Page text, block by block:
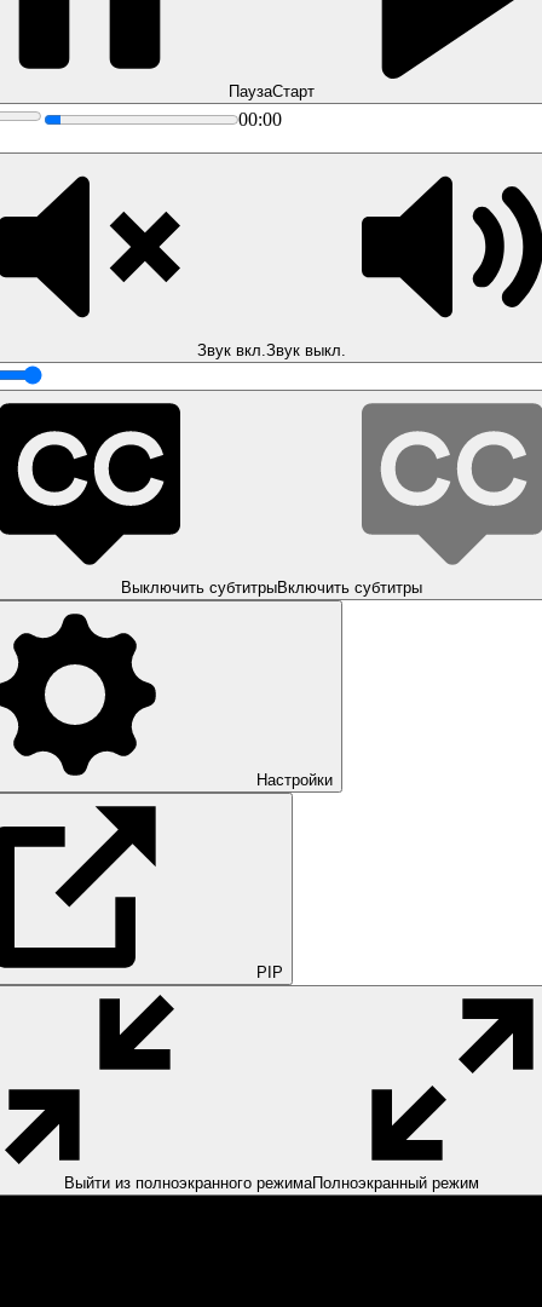
ПаузаСтарт
00:00
Звук вкл. Звук выкл.
Выключить субтитрыВключить субтитры
Настройки
PIP
Выйти из полноэкранного режимаПолноэкранный режим